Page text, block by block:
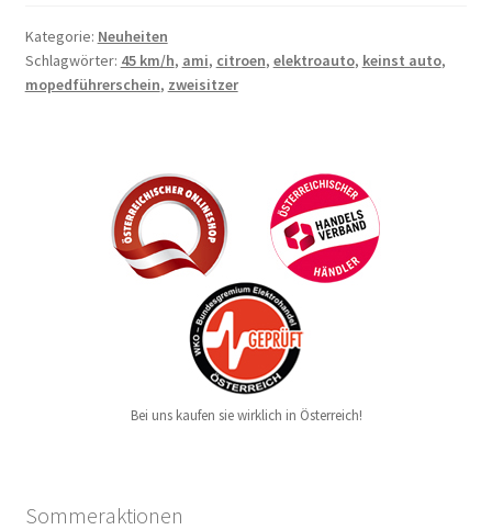
Kategorie: Neuheiten
Schlagwörter: 45 km/h, ami, citroen, elektroauto, keinst auto,
mopedführerschein, zweisitzer
Bei uns kaufen sie wirklich in Österreich!
Sommeraktionen